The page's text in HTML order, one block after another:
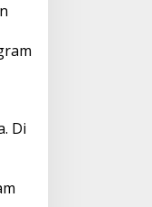
Di